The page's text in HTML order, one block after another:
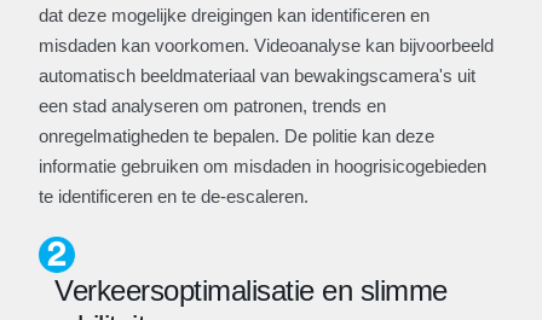
dat deze mogelijke dreigingen kan identificeren en
misdaden kan voorkomen. Videoanalyse kan bijvoorbeeld
automatisch beeldmateriaal van bewakingscamera's uit
een stad analyseren om patronen, trends en
onregelmatigheden te bepalen. De politie kan deze
informatie gebruiken om misdaden in hoogrisicogebieden
te identificeren en te de-escaleren.
Verkeersoptimalisatie en slimme